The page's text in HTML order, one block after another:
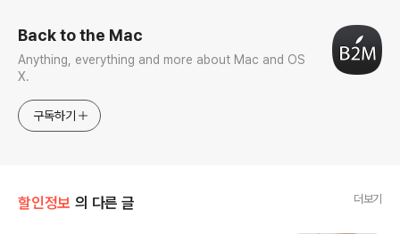
Back to the Mac
Anything, everything and more about Mac and OS
X.
구독하기
할인정보 의 다른 글 더보기